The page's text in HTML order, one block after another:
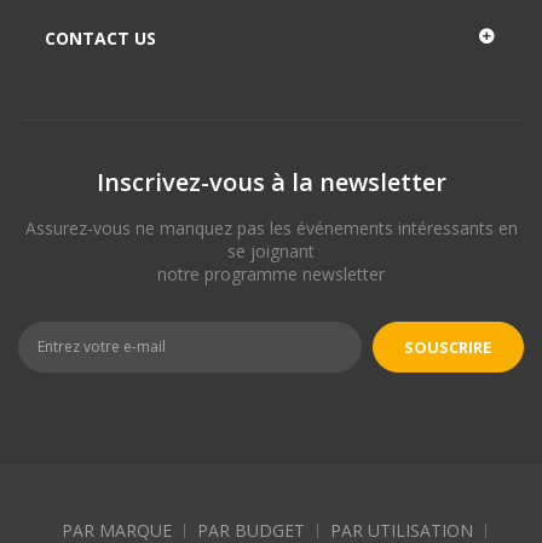
CONTACT US
Inscrivez-vous à la newsletter
Assurez-vous ne manquez pas les événements intéressants en
se joignant
notre programme newsletter
SOUSCRIRE
PAR MARQUE PAR BUDGET
PAR UTILISATION